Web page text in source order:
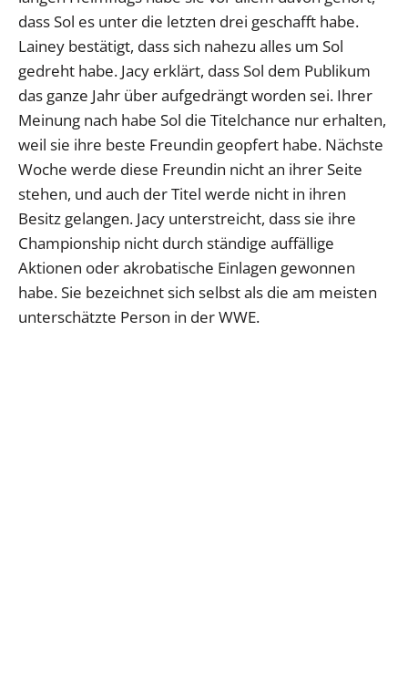
dass Sol es unter die letzten drei geschafft habe.
Lainey bestätigt, dass sich nahezu alles um Sol
gedreht habe. Jacy erklärt, dass Sol dem Publikum
das ganze Jahr über aufgedrängt worden sei. Ihrer
Meinung nach habe Sol die Titelchance nur erhalten,
weil sie ihre beste Freundin geopfert habe. Nächste
Woche werde diese Freundin nicht an ihrer Seite
stehen, und auch der Titel werde nicht in ihren
Besitz gelangen. Jacy unterstreicht, dass sie ihre
Championship nicht durch ständige auffällige
Aktionen oder akrobatische Einlagen gewonnen
habe. Sie bezeichnet sich selbst als die am meisten
unterschätzte Person in der WWE.